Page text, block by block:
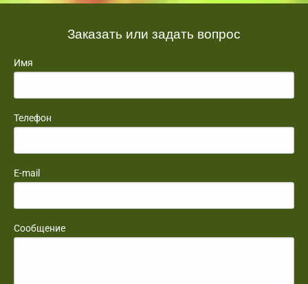
Заказать или задать вопрос
Имя
Телефон
E-mail
Сообщение